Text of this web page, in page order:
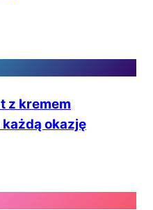
z kremem
okazję